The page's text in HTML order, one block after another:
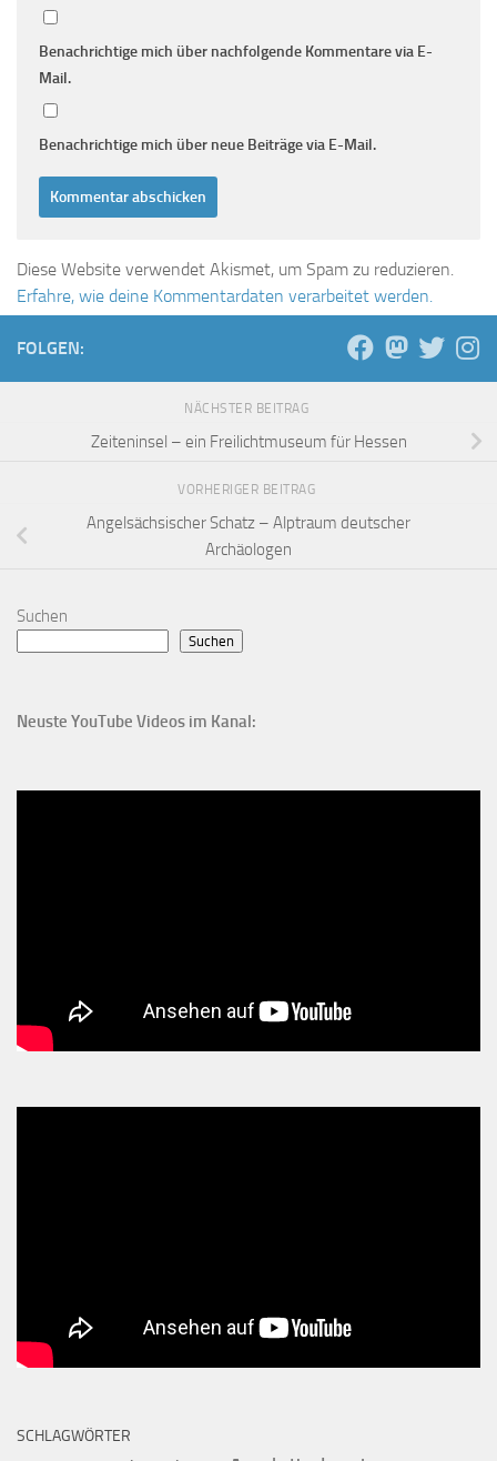
Benachrichtige mich über nachfolgende Kommentare via E-
Mail.
Benachrichtige mich über neue Beiträge via E-Mail.
Diese Website verwendet Akismet, um Spam zu reduzieren.
Erfahre, wie deine Kommentardaten verarbeitet werden.
FOLGEN:
NÄCHSTER BEITRAG
Zeiteninsel – ein Freilichtmuseum für Hessen
VORHERIGER BEITRAG
Angelsächsischer Schatz – Alptraum deutscher
Archäologen
Suchen
Suchen
Neuste YouTube Videos im Kanal:
SCHLAGWÖRTER